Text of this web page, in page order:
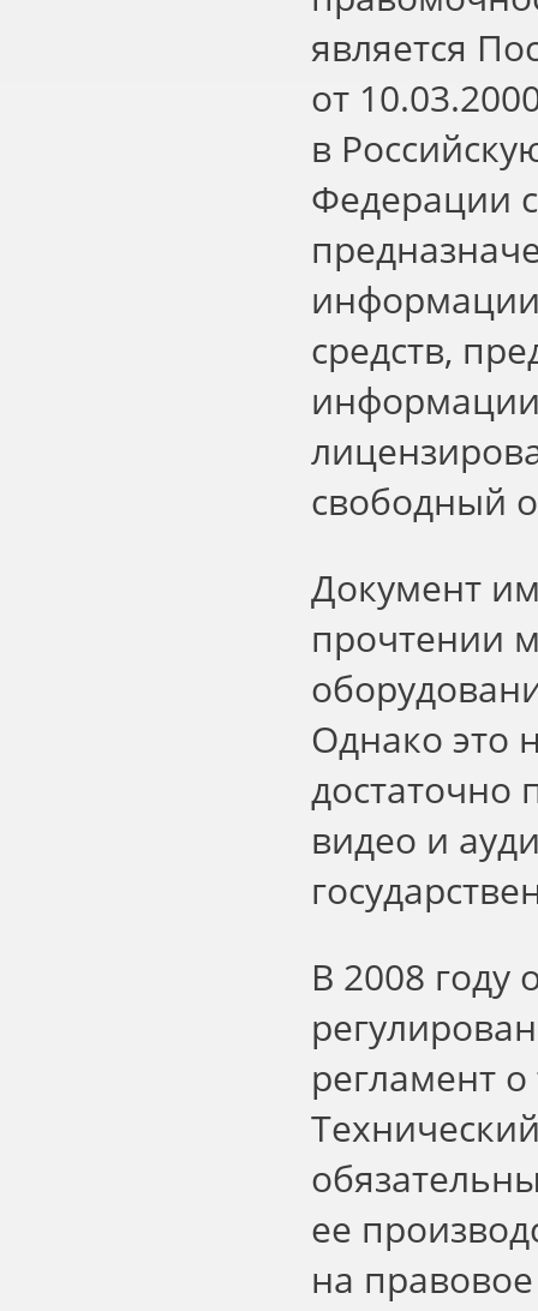
является
от
в
Федерации
средств,
свободный
Документ
прочтении
Однако это
видео и
В 2008 году
регламент
ее
на